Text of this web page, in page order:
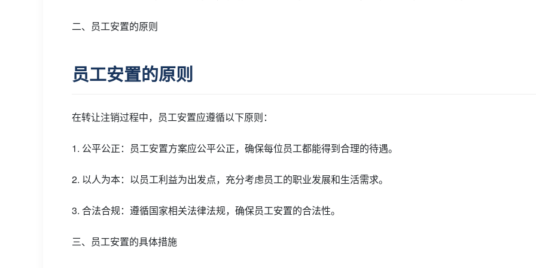
二、员工安置的原则
员工安置的原则
在转让注销过程中，员工安置应遵循以下原则：
1. 公平公正：员工安置方案应公平公正，确保每位员工都能得到合理的待遇。
2. 以人为本：以员工利益为出发点，充分考虑员工的职业发展和生活需求。
3. 合法合规：遵循国家相关法律法规，确保员工安置的合法性。
三、员工安置的具体措施